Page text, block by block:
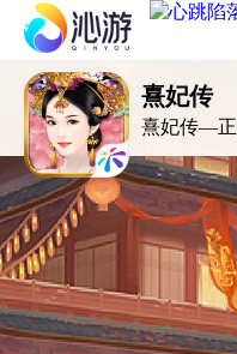
熹妃传
熹妃传—